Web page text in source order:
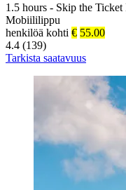
1.5 hours - Skip the Ticket
Mobiililippu
henkilöä kohti € 55.00
4.4 (139)
Tarkista saatavuus